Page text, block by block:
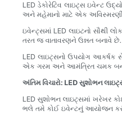
LED ડેકોરેટિવ લાઇટ્સ ઇવેન્ટ
અને મહેમાનો માટે એક
ઇવેન્ટ્સમાં LED લાઇટનો સૌથી
તરત જ વાતાવરણને ઉન્નત બનાવે છે.
LED લાઇટ્સનો ઉપયોગ આકર્ષક
એક ગરમ અને આમંત્રિત ચમક
અંતિમ વિચારો: LED સુશોભન
LED સુશોભન લાઇટ્સમાં ખરેખર
ભલે તમે કોઈ ઇવેન્ટનું આયોજન કરી